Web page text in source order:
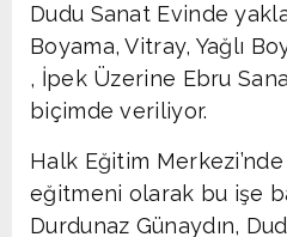
Dudu Sanat Evinde
Boyama, Vitray, Yağlı
, İpek Üzerine Ebru
biçimde veriliyor.
Halk Eğitim
eğitmeni olarak bu işe
Durdunaz Günaydın,